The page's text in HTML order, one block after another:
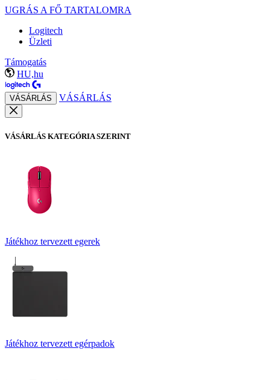
UGRÁS A FŐ TARTALOMRA
Logitech
Üzleti
Támogatás
HU,hu
VÁSÁRLÁS VÁSÁRLÁS
VÁSÁRLÁS KATEGÓRIA SZERINT
Játékhoz tervezett egerek
Játékhoz tervezett egérpadok